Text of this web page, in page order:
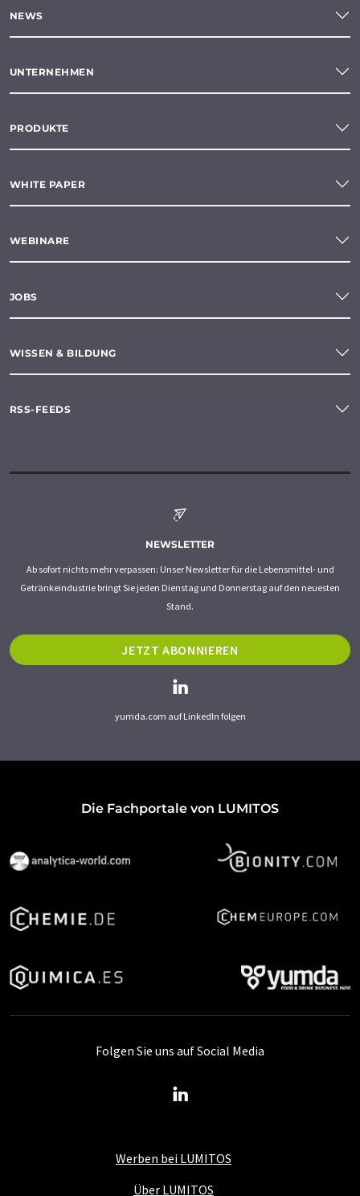
NEWS
UNTERNEHMEN
PRODUKTE
WHITE PAPER
WEBINARE
JOBS
WISSEN & BILDUNG
RSS-FEEDS
NEWSLETTER
Ab sofort nichts mehr verpassen: Unser Newsletter für die Lebensmittel- und
Getränkeindustrie bringt Sie jeden Dienstag und Donnerstag auf den neuesten
Stand.
JETZT ABONNIEREN
yumda.com auf LinkedIn folgen
Die Fachportale von LUMITOS
Werben bei LUMITOS
Über LUMITOS
Folgen Sie uns auf Social Media